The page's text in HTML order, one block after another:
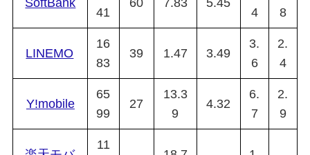
SoftBank
41
60 7.83 5.45
4
8
LINEMO
16
83
39 1.47 3.49
3.
6
2.
4
Y!mobile
65
99
27
13.3
9
4.32
6.
7
2.
9
11